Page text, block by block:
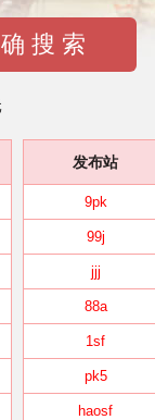
搜 索
发布站
9pk
99j
jjj
88a
1sf
pk5
haosf